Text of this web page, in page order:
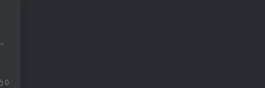
使用低级别自动发现VMware宿主机和虚拟机，并根...
0